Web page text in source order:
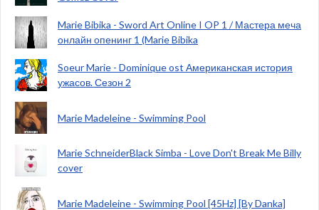
Marie Bibika - Sword Art Online I OP 1 / Мастера меча
онлайн опенинг 1 (Marie Bibika
Soeur Marie - Dominique ost Американская история
ужасов. Сезон 2
Marie Madeleine - Swimming Pool
Marie SchneiderBlack Simba - Love Don't Break Me Billy
cover
Marie Madeleine - Swimming Pool [45Hz] [By Danka]